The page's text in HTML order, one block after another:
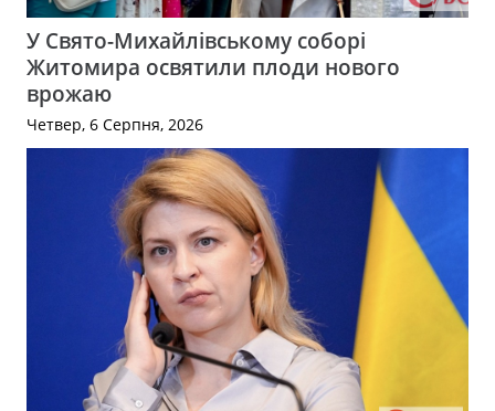
У Свято-Михайлівському соборі
Житомира освятили плоди нового
врожаю
Четвер, 6 Серпня, 2026